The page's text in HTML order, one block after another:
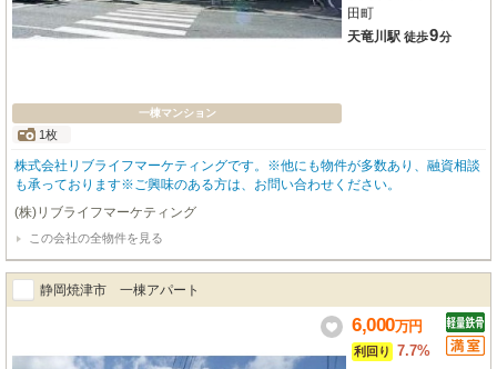
一棟マンション
1枚
田町
天竜川駅 徒歩9分
株式会社リブライフマーケティングです。※他にも物件が多数あり、融資相談
も承っております※ご興味のある方は、お問い合わせください。
(株)リブライフマーケティング
この会社の全物件を見る
静岡焼津市 一棟アパート
6,000万円
利回り
7.7%